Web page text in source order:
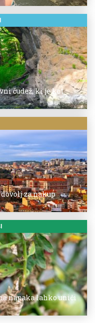
čudež, ki je kot
dovolj za nakup
napaka lahko uniči